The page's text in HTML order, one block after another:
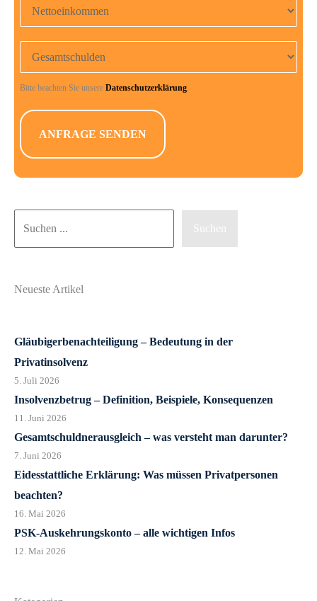
Gesamtschulden
Bitte beachten Sie unsere Datenschutzerklärung.
Suchen
Neueste Artikel
Gläubigerbenachteiligung – Bedeutung in der
Privatinsolvenz
5. Juli 2026
Insolvenzbetrug – Definition, Beispiele, Konsequenzen
11. Juni 2026
Gesamtschuldnerausgleich – was versteht man darunter?
7. Juni 2026
Eidesstattliche Erklärung: Was müssen Privatpersonen
beachten?
16. Mai 2026
PSK-Auskehrungskonto – alle wichtigen Infos
12. Mai 2026